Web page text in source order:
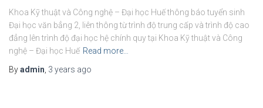
Khoa Kỹ thuật và Công nghệ – Đại học Huế thông báo tuyển sinh
Đại học văn bẳng 2, liên thông từ trình độ trung cấp và trình độ cao
đẳng lên trình độ đại học hệ chính quy tại Khoa Kỹ thuật và Công
nghệ – Đại học Huế Read more…
Byadmin 3 years ago